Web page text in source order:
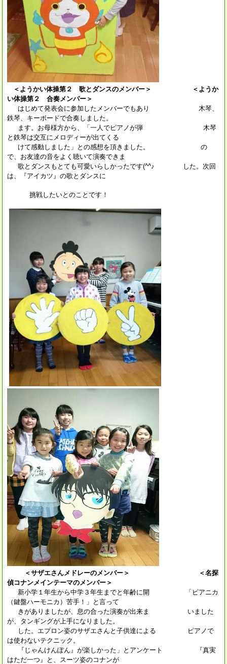
＜ようかい体操第２ 歌とダンスのメンバー＞ ＜ようか
い体操第２ 合奏メンバー＞
はじめて発表会に参加したメンバーでもあり 木琴、
鉄琴、キーボードで合奏しました。
ます。お母様方から、「一人でピアノが弾 木琴
と鉄琴は交互にメロディーが出てくる
けて感動しました」との感想を頂きました。 の
で、お友達の音をよく聴いて演奏できま
歌とダンスもとても可愛いらしかったです(^^♪ した。次回
は、『アイカツ』の歌とダンスに
挑戦したいとのことです！
＜サザエさんメドレーのメンバー＞ ＜名探
偵コナンメインテーマのメンバー＞
新小学１年生から中学３年生までと年齢に開 「ピアニカ
（鍵盤ハーモニカ）苦手！」と言って
きがありましたが、息の合った演奏が出来ま いました
が、タンギングが上手になりました。
した。エプロン姿のサザエさんと子供達による ピアノで
は使わないテクニック。
『じゃんけんぽん』が楽しかった」とアンケート 『真実
はただ一つ』と、スーツ姿のコナンが